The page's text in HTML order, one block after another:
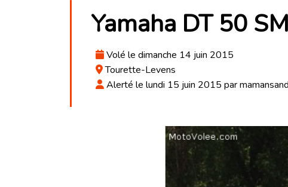
Yamaha DT 50 SM
Volé le dimanche 14 juin 2015
Tourette-Levens
Alerté le lundi 15 juin 2015 par